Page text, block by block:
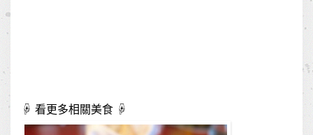
☟ 看更多相關美食 ☟